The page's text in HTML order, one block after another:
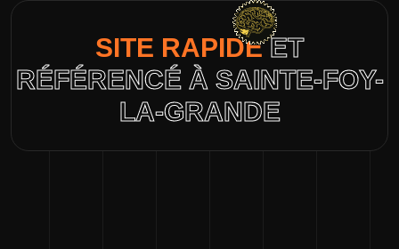
SITE RAPIDEET
RÉFÉRENCÉ À SAINTE-FOY-
LA-GRANDE